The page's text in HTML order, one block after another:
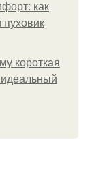
как
пуховик
короткая
идеальный